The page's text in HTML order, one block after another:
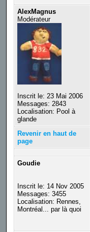
AlexMagnus
Modérateur
Inscrit le: 23 Mai 2006
Messages: 2843
Localisation: Pool à
glande
Revenir en haut de
page
Goudie
Inscrit le: 14 Nov 2005
Messages: 3455
Localisation: Rennes,
Montréal... par là quoi